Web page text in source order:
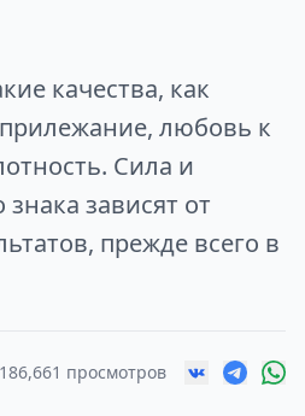
качества, как
любовь к
Сила и
зависят от
прежде всего в
186,661 просмотров